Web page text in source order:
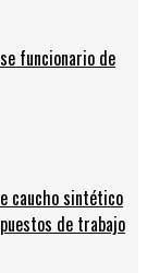
funcionario de
caucho sintético
de trabajo